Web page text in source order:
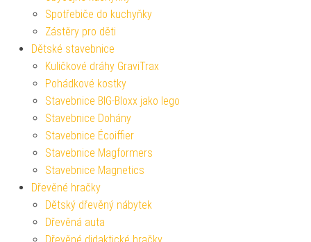
Spotřebiče do kuchyňky
Zástěry pro děti
Dětské stavebnice
Kuličkové dráhy GraviTrax
Pohádkové kostky
Stavebnice BIG-Bloxx jako lego
Stavebnice Dohány
Stavebnice Écoiffier
Stavebnice Magformers
Stavebnice Magnetics
Dřevěné hračky
Dětský dřevěný nábytek
Dřevěná auta